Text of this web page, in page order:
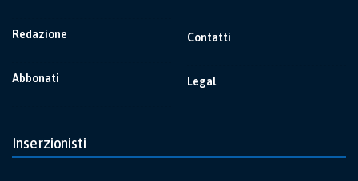
Redazione
Abbonati
Contatti
Legal
Inserzionisti